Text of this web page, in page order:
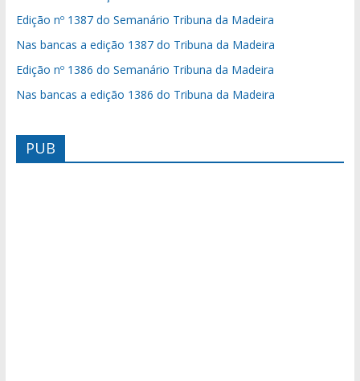
Edição nº 1387 do Semanário Tribuna da Madeira
Nas bancas a edição 1387 do Tribuna da Madeira
Edição nº 1386 do Semanário Tribuna da Madeira
Nas bancas a edição 1386 do Tribuna da Madeira
PUB